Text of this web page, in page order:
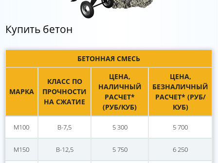
Купить бетон
БЕТОННАЯ СМЕСЬ
МАРКА
КЛАСС ПО
ПРОЧНОСТИ
НА СЖАТИЕ
ЦЕНА,
НАЛИЧНЫЙ
РАСЧЕТ*
(РУБ/КУБ)
ЦЕНА,
БЕЗНАЛИЧНЫЙ
РАСЧЕТ* (РУБ/
КУБ)
М100 В-7,5 5 300 5 700
М150 В-12,5 5 750 6 250